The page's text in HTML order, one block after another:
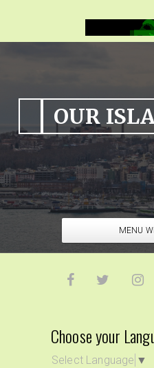
OUR
MENU
Choose your
Select Language ▼